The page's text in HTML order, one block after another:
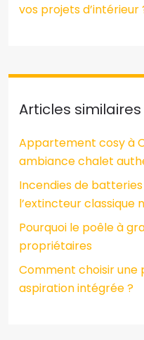
vos projets d’intérieur
Articles similaires
Appartement cosy à
ambiance chalet
Incendies de
l’extincteur classique
Pourquoi le poêle à
propriétaires
Comment choisir une
aspiration intégrée ?